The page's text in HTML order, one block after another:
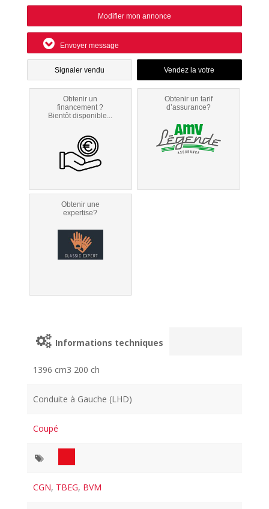
Modifier mon annonce
Envoyer message
Signaler vendu
Obtenir un
financement ?
Bientôt disponible...
Obtenir un tarif
d’assurance?
Obtenir une
expertise?
Informations techniques
1396 cm3 200 ch
Conduite à Gauche (LHD)
Coupé
CGN, TBEG, BVM